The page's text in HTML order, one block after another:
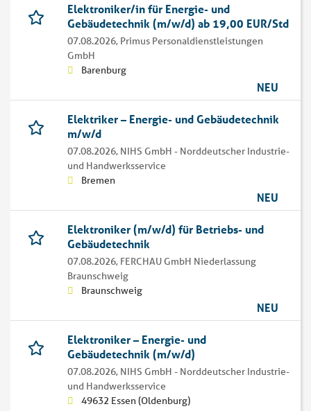
Elektroniker/in für Energie- und
Gebäudetechnik (m/w/d) ab 19,00 EUR/Std
07.08.2026, Primus Personaldienstleistungen
GmbH
Barenburg
NEU
Elektriker – Energie- und Gebäudetechnik
m/w/d
07.08.2026, NIHS GmbH - Norddeutscher Industrie-
und Handwerksservice
Bremen
NEU
Elektroniker (m/w/d) für Betriebs- und
Gebäudetechnik
07.08.2026, FERCHAU GmbH Niederlassung
Braunschweig
Braunschweig
NEU
Elektroniker – Energie- und
Gebäudetechnik (m/w/d)
07.08.2026, NIHS GmbH - Norddeutscher Industrie-
und Handwerksservice
49632 Essen (Oldenburg)